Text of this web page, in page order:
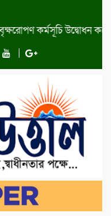
কর্মসূচি উদ্বোধন করেছেন